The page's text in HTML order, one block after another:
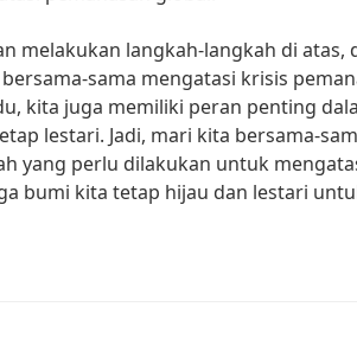
melakukan langkah-langkah di atas,
sama mengatasi krisis
kita juga memiliki peran penting
lestari. Jadi, mari kita bersama-
yang perlu dilakukan untuk
bumi kita tetap hijau dan lestari